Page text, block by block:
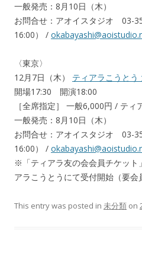
一般発売：8月10日（木）
お問合せ：アオイスタジオ 03-
16:00） /
〈東京〉
12月7日（木） ティアラこうとう
開場17:30 開演18:00
［全席指定］ 一般6,000円 / テ
一般発売：8月10日（木）
お問合せ：アオイスタジオ 03-
16:00） /
※「ティアラ友の会会員チケット
アラこうとうにて受付開始（要会
This entry was posted in 未分類 on